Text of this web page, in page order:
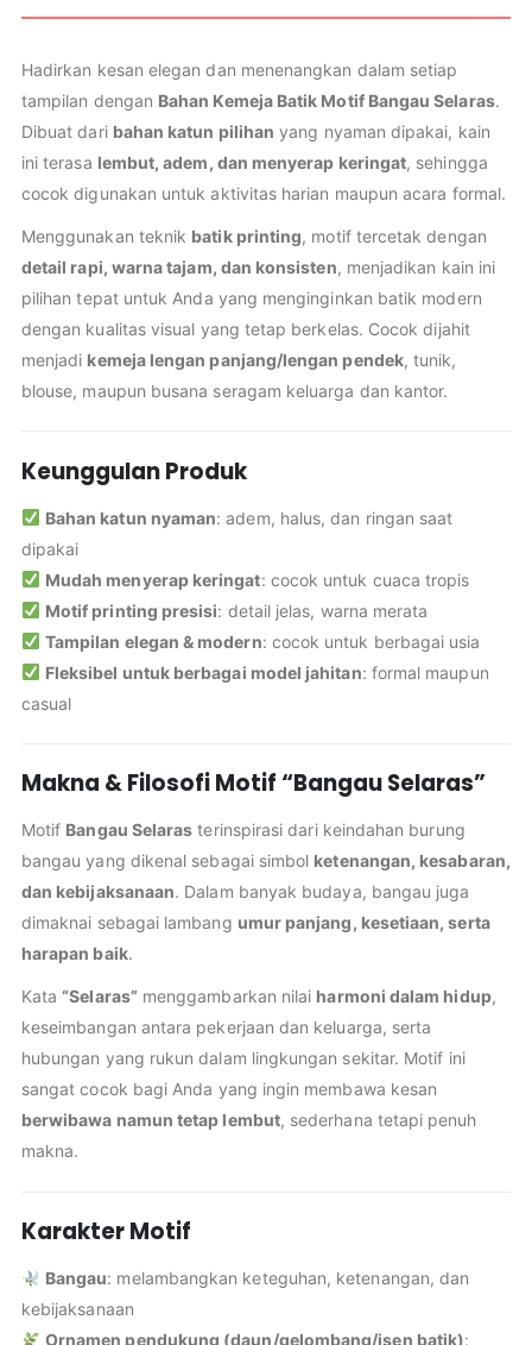
Hadirkan kesan elegan dan menenangkan dalam setiap
tampilan dengan Bahan Kemeja Batik Motif Bangau Selaras.
Dibuat dari bahan katun pilihan yang nyaman dipakai, kain
ini terasa lembut, adem, dan menyerap keringat, sehingga
cocok digunakan untuk aktivitas harian maupun acara formal.
Menggunakan teknik batik printing, motif tercetak dengan
detail rapi, warna tajam, dan konsisten, menjadikan kain ini
pilihan tepat untuk Anda yang menginginkan batik modern
dengan kualitas visual yang tetap berkelas. Cocok dijahit
menjadi kemeja lengan panjang/lengan pendek, tunik,
blouse, maupun busana seragam keluarga dan kantor.
Keunggulan Produk
Bahan katun nyaman: adem, halus, dan ringan saat
dipakai
Mudah menyerap keringat: cocok untuk cuaca tropis
Motif printing presisi: detail jelas, warna merata
Tampilan elegan & modern: cocok untuk berbagai usia
Fleksibel untuk berbagai model jahitan: formal maupun
casual
Makna & Filosofi Motif “Bangau Selaras”
Motif Bangau Selaras terinspirasi dari keindahan burung
bangau yang dikenal sebagai simbol ketenangan, kesabaran,
dan kebijaksanaan. Dalam banyak budaya, bangau juga
dimaknai sebagai lambang umur panjang, kesetiaan, serta
harapan baik.
Kata“Selaras” menggambarkan nilai harmoni dalam hidup,
keseimbangan antara pekerjaan dan keluarga, serta
hubungan yang rukun dalam lingkungan sekitar. Motif ini
sangat cocok bagi Anda yang ingin membawa kesan
berwibawa namun tetap lembut, sederhana tetapi penuh
makna.
Karakter Motif
Bangau: melambangkan keteguhan, ketenangan, dan
kebijaksanaan
Ornamen pendukung (daun/gelombang/isen batik):